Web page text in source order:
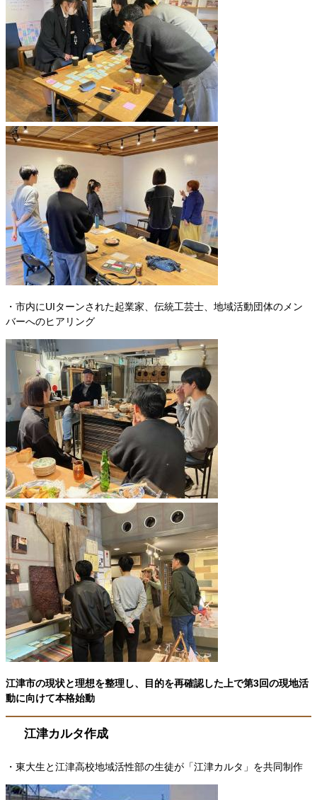
・市内にUIターンされた起業家、伝統工芸士、地域活動団体のメン
バーへのヒアリング
江津市の現状と理想を整理し、目的を再確認した上で第3回の現地活
動に向けて本格始動
江津カルタ作成
・東大生と江津高校地域活性部の生徒が「江津カルタ」を共同制作